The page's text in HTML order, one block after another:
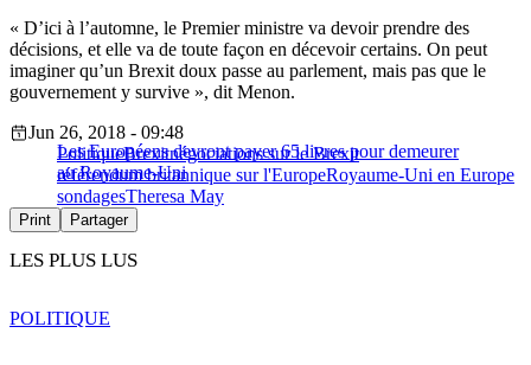
« D’ici à l’automne, le Premier ministre va devoir prendre des
décisions, et elle va de toute façon en décevoir certains. On peut
imaginer qu’un Brexit doux passe au parlement, mais pas que le
gouvernement y survive », dit Menon.
Les Européens devront payer 65 livres pour demeurer
au Royaume-Uni
Jun 26, 2018 - 09:48
PolitiqueBrexitnégociations sur le Brexit
référendum britannique sur l'EuropeRoyaume-Uni en Europe
sondagesTheresa May
Print Partager
LES PLUS LUS
POLITIQUE